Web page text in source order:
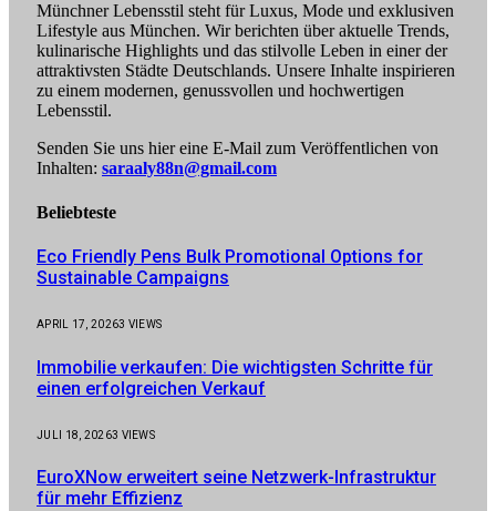
Münchner Lebensstil steht für Luxus, Mode und exklusiven
Lifestyle aus München. Wir berichten über aktuelle Trends,
kulinarische Highlights und das stilvolle Leben in einer der
attraktivsten Städte Deutschlands. Unsere Inhalte inspirieren
zu einem modernen, genussvollen und hochwertigen
Lebensstil.
Senden Sie uns hier eine E-Mail zum Veröffentlichen von
Inhalten: saraaly88n@gmail.com
Beliebteste
Eco Friendly Pens Bulk Promotional Options for
Sustainable Campaigns
APRIL 17, 20263 VIEWS
Immobilie verkaufen: Die wichtigsten Schritte für
einen erfolgreichen Verkauf
JULI 18, 20263 VIEWS
EuroXNow erweitert seine Netzwerk-Infrastruktur
für mehr Effizienz